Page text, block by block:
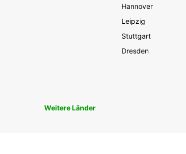
Hannover
Leipzig
Stuttgart
Dresden
Weitere Länder